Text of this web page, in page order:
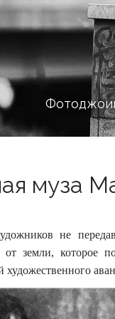
муза
не
земли, которое
художественного